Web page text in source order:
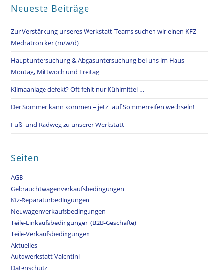
Auf
Winterreifen
Neueste Beiträge
Zur Verstärkung unseres Werkstatt-Teams suchen wir einen KFZ-
Mechatroniker (m/w/d)
Hauptuntersuchung & Abgasuntersuchung bei uns im Haus
Montag, Mittwoch und Freitag
Klimaanlage defekt? Oft fehlt nur Kühlmittel …
Der Sommer kann kommen – jetzt auf Sommerreifen wechseln!
Fuß- und Radweg zu unserer Werkstatt
Seiten
AGB
Gebrauchtwagenverkaufsbedingungen
Kfz-Reparaturbedingungen
Neuwagenverkaufsbedingungen
Teile-Einkaufsbedingungen (B2B-Geschäfte)
Teile-Verkaufsbedingungen
Aktuelles
Autowerkstatt Valentini
Datenschutz